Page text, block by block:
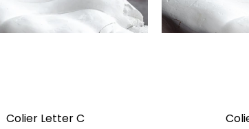
Colier Letter C